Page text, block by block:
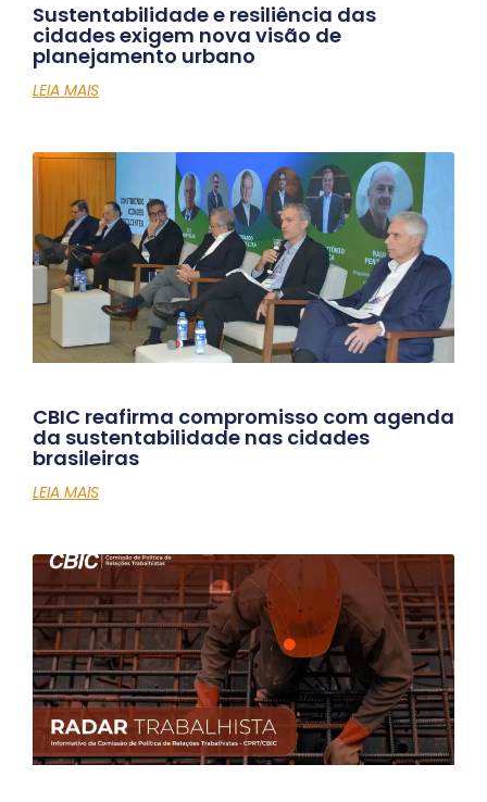
Sustentabilidade e resiliência das
cidades exigem nova visão de
planejamento urbano
LEIA MAIS
CBIC reafirma compromisso com agenda
da sustentabilidade nas cidades
brasileiras
LEIA MAIS